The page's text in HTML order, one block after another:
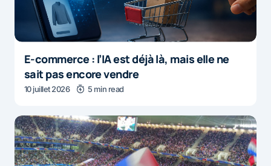
E-commerce : l’IA est déjà là, mais elle ne
sait pas encore vendre
10 juillet 2026 5 min read